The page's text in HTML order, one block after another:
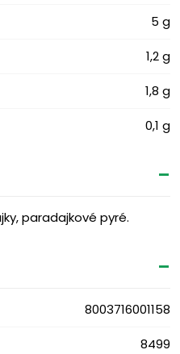
5 g
1,2 g
1,8 g
0,1 g
paradajkové pyré.
8003716001158
8499